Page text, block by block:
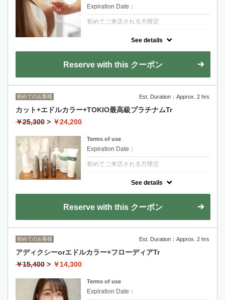
Expiration Date：
初めてご来店される方限定
用。
髪質改善魔法のトリートメントと称される
oggi ottoは、ひとりひとりに合わせたオーダ
RYOHEI+2200
長度過鎖骨+1100~
See details
Reserve with this クーポン
初めてのお客様 Est. Duration：Approx. 2 hrs
カット+エドルカラー+TOKIO最高級プラチナムTr
￥25,300 > ￥24,200
Terms of use
Expiration Date：
初めてご来店される方限定
リートメントは、しなやかさとしっとり感を
併せ持つ独特の質感
金山永周+2200
剪髮+染髮+京喚羽護髮
長度過鎖骨+1100
See details
Reserve with this クーポン
初めてのお客様 Est. Duration：Approx. 2 hrs
アディクシーorエドルカラー+フローディアTr
￥15,400 > ￥14,300
Terms of use
Expiration Date：